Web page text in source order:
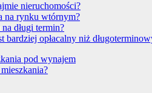
nieruchomości?
na rynku wtórnym?
długi termin?
opłacalny niż
pod wynajem